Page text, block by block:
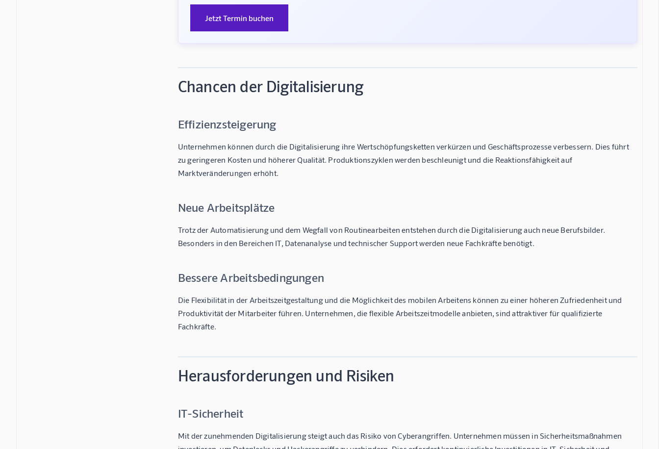
Jetzt Termin buchen
Chancen der Digitalisierung
Effizienzsteigerung
Unternehmen können durch die Digitalisierung ihre Wertschöpfungsketten verkürzen und Geschäftsprozesse verbessern. Dies führt
zu geringeren Kosten und höherer Qualität. Produktionszyklen werden beschleunigt und die Reaktionsfähigkeit auf
Marktveränderungen erhöht.
Neue Arbeitsplätze
Trotz der Automatisierung und dem Wegfall von Routinearbeiten entstehen durch die Digitalisierung auch neue Berufsbilder.
Besonders in den Bereichen IT, Datenanalyse und technischer Support werden neue Fachkräfte benötigt.
Bessere Arbeitsbedingungen
Die Flexibilität in der Arbeitszeitgestaltung und die Möglichkeit des mobilen Arbeitens können zu einer höheren Zufriedenheit und
Produktivität der Mitarbeiter führen. Unternehmen, die flexible Arbeitszeitmodelle anbieten, sind attraktiver für qualifizierte
Fachkräfte.
Herausforderungen und Risiken
IT-Sicherheit
Mit der zunehmenden Digitalisierung steigt auch das Risiko von Cyberangriffen. Unternehmen müssen in Sicherheitsmaßnahmen